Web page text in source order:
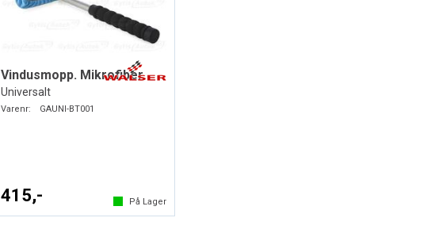
Vindusmopp. Mikrofiber
Universalt
Varenr: GAUNI-BT001
415,- På Lager